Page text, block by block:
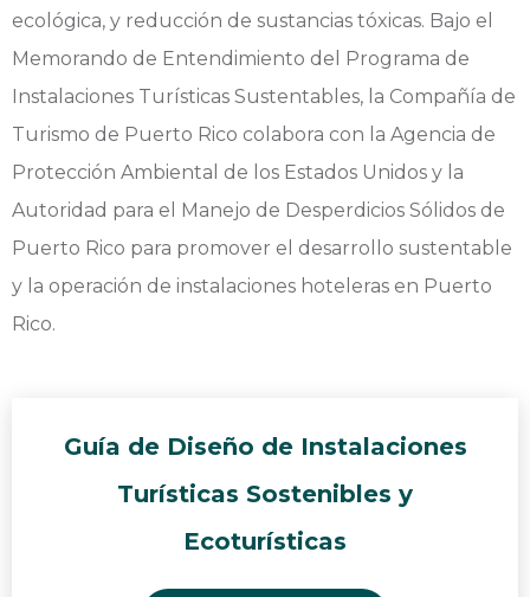
ecológica, y reducción de sustancias tóxicas. Bajo el
Memorando de Entendimiento del Programa de
Instalaciones Turísticas Sustentables, la Compañía de
Turismo de Puerto Rico colabora con la Agencia de
Protección Ambiental de los Estados Unidos y la
Autoridad para el Manejo de Desperdicios Sólidos de
Puerto Rico para promover el desarrollo sustentable
y la operación de instalaciones hoteleras en Puerto
Rico.
Guía de Diseño de Instalaciones
Turísticas Sostenibles y
Ecoturísticas